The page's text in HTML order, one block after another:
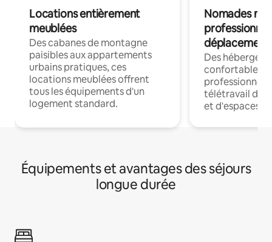
Locations entièrement
meublées
Des cabanes de montagne
paisibles aux appartements
urbains pratiques, ces
locations meublées offrent
tous les équipements d'un
logement standard.
Nomades
déplacement
Des
confortables
professionnels
télétravail
et d'espaces
Équipements et avantages des séjours
longue durée